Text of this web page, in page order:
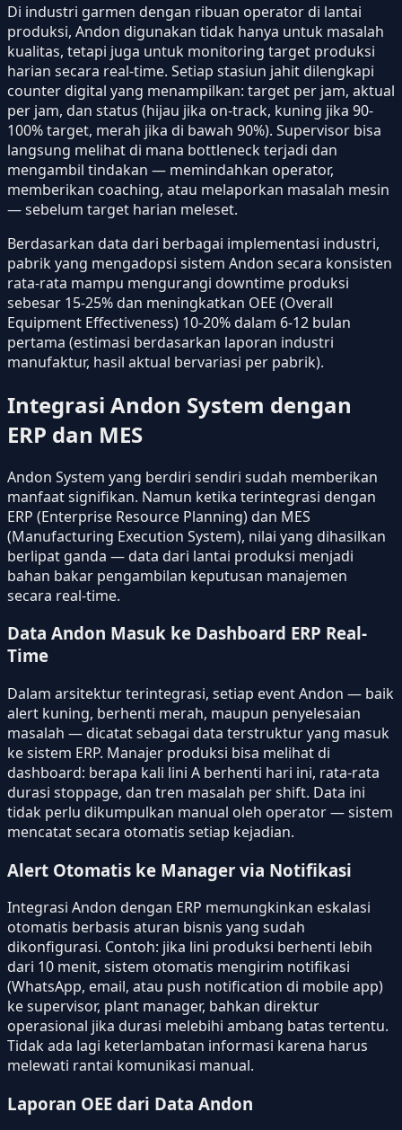
Di industri garmen dengan ribuan operator di lantai
produksi, Andon digunakan tidak hanya untuk masalah
kualitas, tetapi juga untuk monitoring target produksi
harian secara real-time. Setiap stasiun jahit dilengkapi
counter digital yang menampilkan: target per jam, aktual
per jam, dan status (hijau jika on-track, kuning jika 90-
100% target, merah jika di bawah 90%). Supervisor bisa
langsung melihat di mana bottleneck terjadi dan
mengambil tindakan — memindahkan operator,
memberikan coaching, atau melaporkan masalah mesin
— sebelum target harian meleset.
Berdasarkan data dari berbagai implementasi industri,
pabrik yang mengadopsi sistem Andon secara konsisten
rata-rata mampu mengurangi downtime produksi
sebesar 15-25% dan meningkatkan OEE (Overall
Equipment Effectiveness) 10-20% dalam 6-12 bulan
pertama (estimasi berdasarkan laporan industri
manufaktur, hasil aktual bervariasi per pabrik).
Integrasi Andon System dengan
ERP dan MES
Andon System yang berdiri sendiri sudah memberikan
manfaat signifikan. Namun ketika terintegrasi dengan
ERP (Enterprise Resource Planning) dan MES
(Manufacturing Execution System), nilai yang dihasilkan
berlipat ganda — data dari lantai produksi menjadi
bahan bakar pengambilan keputusan manajemen
secara real-time.
Data Andon Masuk ke Dashboard ERP Real-
Time
Dalam arsitektur terintegrasi, setiap event Andon — baik
alert kuning, berhenti merah, maupun penyelesaian
masalah — dicatat sebagai data terstruktur yang masuk
ke sistem ERP. Manajer produksi bisa melihat di
dashboard: berapa kali lini A berhenti hari ini, rata-rata
durasi stoppage, dan tren masalah per shift. Data ini
tidak perlu dikumpulkan manual oleh operator — sistem
mencatat secara otomatis setiap kejadian.
Alert Otomatis ke Manager via Notifikasi
Integrasi Andon dengan ERP memungkinkan eskalasi
otomatis berbasis aturan bisnis yang sudah
dikonfigurasi. Contoh: jika lini produksi berhenti lebih
dari 10 menit, sistem otomatis mengirim notifikasi
(WhatsApp, email, atau push notification di mobile app)
ke supervisor, plant manager, bahkan direktur
operasional jika durasi melebihi ambang batas tertentu.
Tidak ada lagi keterlambatan informasi karena harus
melewati rantai komunikasi manual.
Laporan OEE dari Data Andon